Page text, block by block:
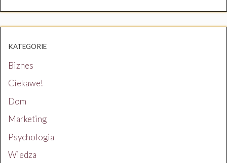
KATEGORIE
Biznes
Ciekawe!
Dom
Marketing
Psychologia
Wiedza